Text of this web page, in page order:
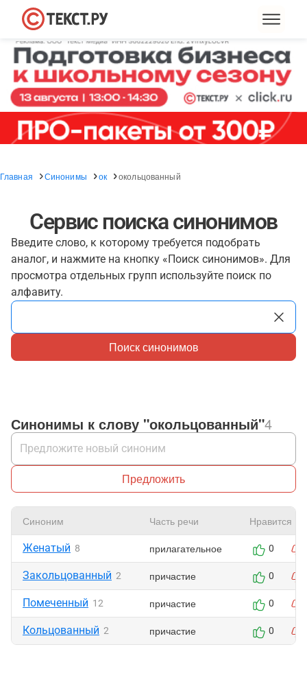
Главная Синонимы ок окольцованный
Сервис поиска синонимов
Введите слово, к которому требуется подобрать
аналог, и нажмите на кнопку «Поиск синонимов». Для
просмотра отдельных групп используйте поиск по
алфавиту.
Поиск синонимов
Синонимы к слову "окольцованный"4
Предложить
Синоним Часть речи Нравится
Женатый 8 прилагательное 0
Закольцованный 2 причастие 0
Помеченный 12 причастие 0
Кольцованный 2 причастие 0